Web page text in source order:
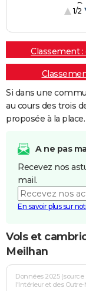
1/2
Classement
Si dans une
au cours des trois
proposée à la place.
A ne pas
Recevez nos
mail.
En savoir plus sur
Vols et
Meilhan
Données 2025
l'Intérieur et des Outre-